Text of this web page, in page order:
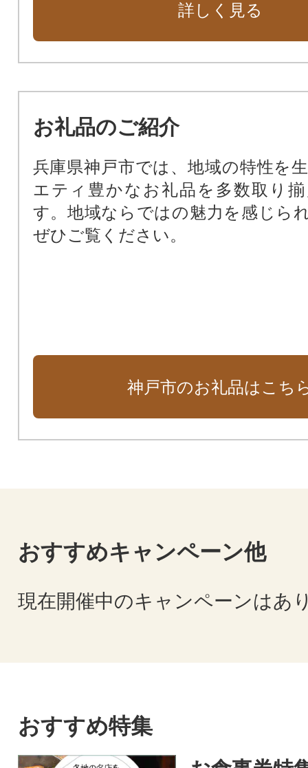
5.対話と参加が進むまちづくり（
域活動の支援、市民サービスの向上
6.市長におまかせ
詳しく見る
お礼品のご紹介
兵庫県神戸市では、地域の特性を
エティ豊かなお礼品を多数取り
す。地域ならではの魅力を感じら
ぜひご覧ください。
神戸市のお礼品はこち
おすすめキャンペーン他
現在開催中のキャンペーンはあ
おすすめ特集